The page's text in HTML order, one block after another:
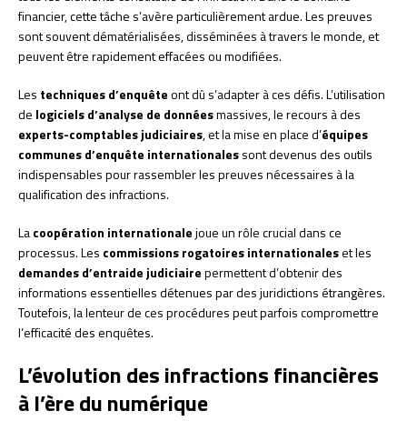
financier, cette tâche s’avère particulièrement ardue. Les preuves
sont souvent dématérialisées, disséminées à travers le monde, et
peuvent être rapidement effacées ou modifiées.
Les techniques d’enquêteont dû s’adapter à ces défis. L’utilisation
de logiciels d’analyse de donnéesmassives, le recours à des
experts-comptables judiciaires, et la mise en place d’équipes
communes d’enquête internationalessont devenus des outils
indispensables pour rassembler les preuves nécessaires à la
qualification des infractions.
Lacoopération internationalejoue un rôle crucial dans ce
processus. Les commissions rogatoires internationaleset les
demandes d’entraide judiciairepermettent d’obtenir des
informations essentielles détenues par des juridictions étrangères.
Toutefois, la lenteur de ces procédures peut parfois compromettre
l’efficacité des enquêtes.
L’évolution des infractions financières
à l’ère du numérique